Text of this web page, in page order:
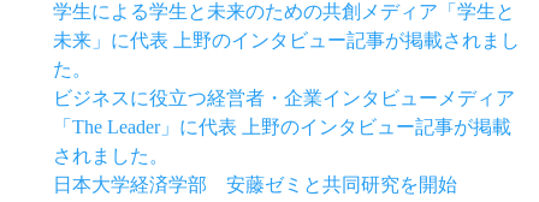
学生による学生と未来のための共創メディア「学生と
未来」に代表 上野のインタビュー記事が掲載されまし
た。
ビジネスに役立つ経営者・企業インタビューメディア
「The Leader」に代表 上野のインタビュー記事が掲載
されました。
日本大学経済学部 安藤ゼミと共同研究を開始